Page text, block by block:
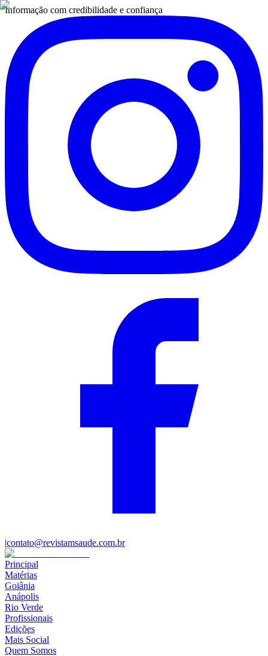
Informação com credibilidade e confiança
|contato@revistamsaude.com.br
Principal
Matérias
Goiânia
Anápolis
Rio Verde
Profissionais
Edições
Mais Social
Quem Somos